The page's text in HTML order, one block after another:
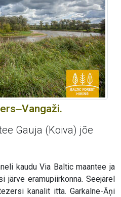
Gauja (Koiva) jõe
kaudu Via Baltic maantee ja
eramupiirkonna. Seejärel
kanalit itta. Garkalne-Āņi